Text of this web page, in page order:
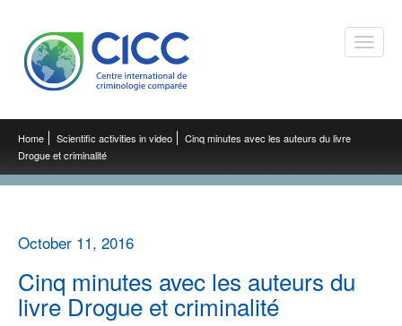
Toggle
Home Scientific activities in video
Cinq minutes avec les auteurs du livre
Drogue et criminalité
October 11, 2016
Cinq minutes avec les auteurs du
livre Drogue et criminalité